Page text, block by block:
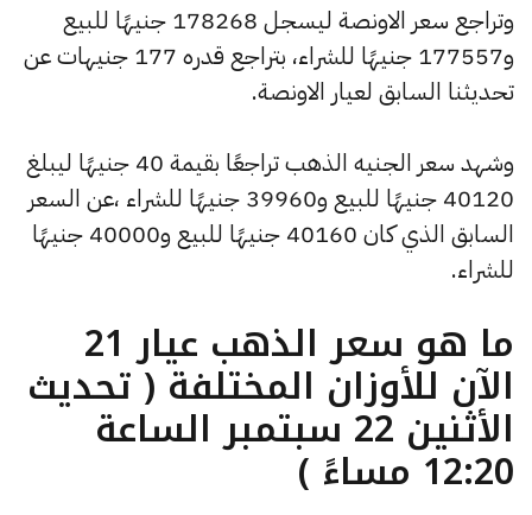
وتراجع سعر الاونصة ليسجل 178268 جنيهًا للبيع
و177557 جنيهًا للشراء، بتراجع قدره 177 جنيهات عن
تحديثنا السابق لعيار الاونصة.
وشهد سعر الجنيه الذهب تراجعًا بقيمة 40 جنيهًا ليبلغ
40120 جنيهًا للبيع و39960 جنيهًا للشراء ،عن السعر
السابق الذي كان 40160 جنيهًا للبيع و40000 جنيهًا
للشراء.
ما هو سعر الذهب عيار 21
الآن للأوزان المختلفة ( تحديث
الأثنين 22 سبتمبر الساعة
12:20 مساءً )